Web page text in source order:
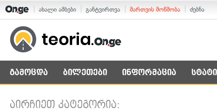
ახალი ამბები განტვირთვა მართვის მოწმობა ძებნა
გამოცდა ბილეთები ინფორმაცია
აირჩიეთ კატეგორია: